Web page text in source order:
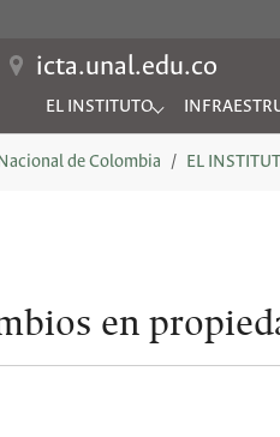
icta.unal.edu.co
EL INSTITUTO
Submenu for "EL INSTITUTO"
Submenu
de Colombia
EL
en